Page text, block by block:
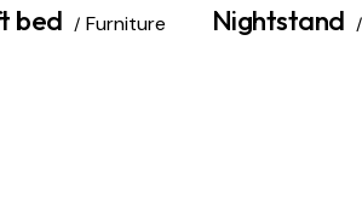
Furniture
bed Nightstand